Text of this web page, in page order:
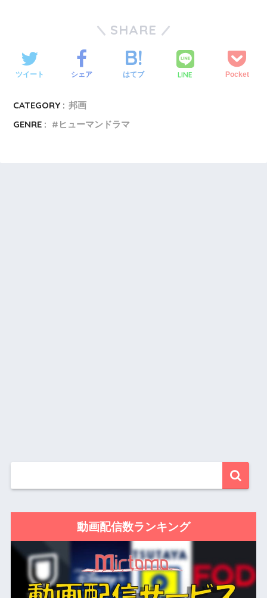
SHARE
ツイート シェア はてブ LINE Pocket
CATEGORY : 邦画
GENRE :
ヒューマンドラマ
動画配信数ランキング